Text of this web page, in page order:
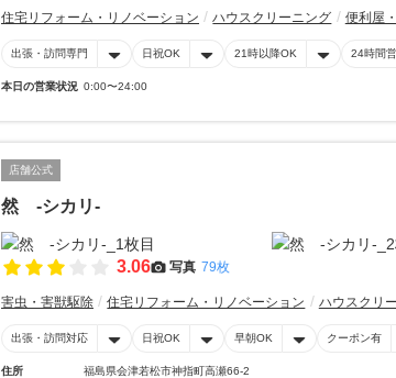
住宅リフォーム・リノベーション ハウスクリーニング 便利屋
出張・訪問専門 日祝OK 21時以降OK 24時間
本日の営業状況 0:00〜24:00
店舗公式
然 -シカリ-
3.06 写真 79枚
害虫・害獣駆除 住宅リフォーム・リノベーション ハウスクリ
出張・訪問対応 日祝OK 早朝OK クーポン有
住所
福島県会津若松市神指町高瀬66-2